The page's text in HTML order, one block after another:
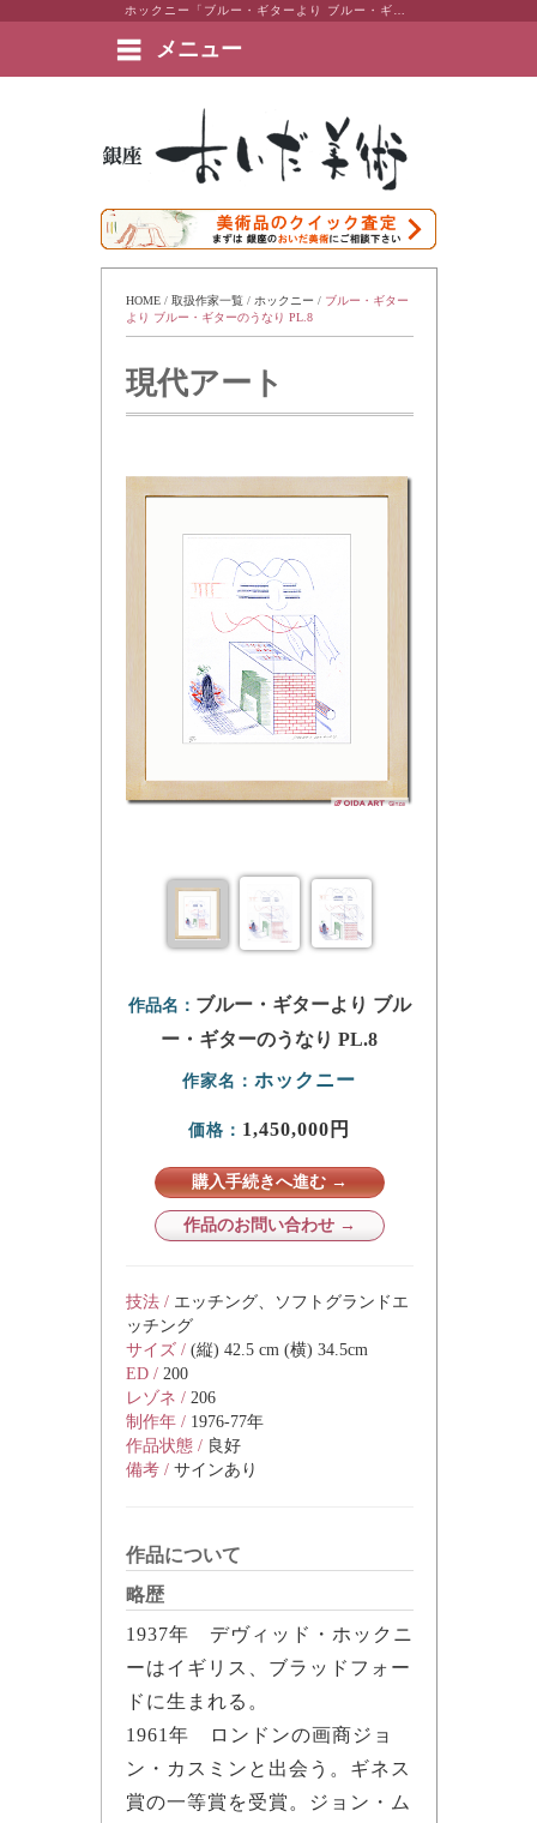
メニュー
絵画など美術品の販売と買取 | 東京・銀座 おいだ美術
HOME / 取扱作家一覧 / ホックニー / ブルー・ギター
より ブルー・ギターのうなり PL.8
現代アート
作品名： ブルー・ギターより ブル
ー・ギターのうなり PL.8
作家名： ホックニー
価格： 1,450,000円
購入手続きへ進む →
作品のお問い合わせ →
技法 / エッチング、ソフトグランドエ
ッチング
サイズ / (縦) 42.5 cm (横) 34.5cm
ED / 200
レゾネ / 206
制作年 / 1976-77年
作品状態 / 良好
備考 / サインあり
作品について
略歴
1937年 デヴィッド・ホックニ
ーはイギリス、ブラッドフォー
ドに生まれる。
1961年 ロンドンの画商ジョ
ン・カスミンと出会う。ギネス
賞の一等賞を受賞。ジョン・ム